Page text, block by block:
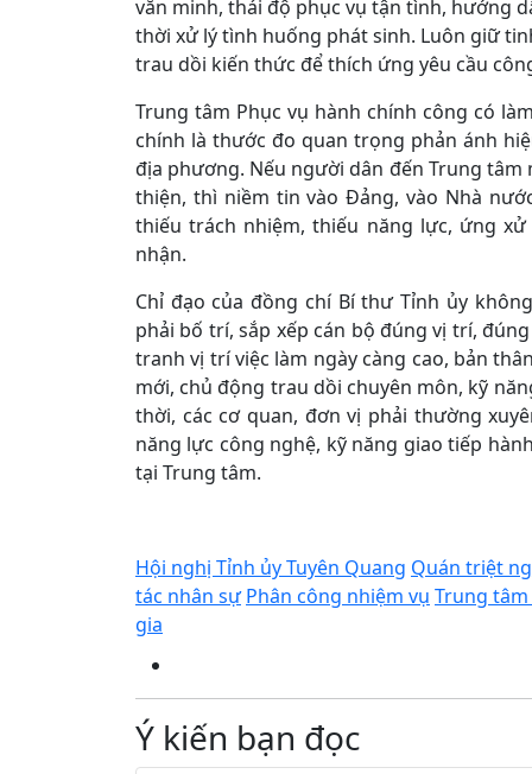
văn minh, thái độ phục vụ tận tình, hướng
thời xử lý tình huống phát sinh. Luôn giữ
trau dồi kiến thức để thích ứng yêu cầu
Trung tâm Phục vụ hành chính công có
chính là thước đo quan trọng phản ánh
địa phương. Nếu người dân đến Trung
thiện, thì niềm tin vào Đảng, vào Nhà
thiếu trách nhiệm, thiếu năng lực, ứng
nhận.
Chỉ đạo của đồng chí Bí thư Tỉnh ủy
phải bố trí, sắp xếp cán bộ đúng vị trí,
tranh vị trí việc làm ngày càng cao, bản
mới, chủ động trau dồi chuyên môn, kỹ
thời, các cơ quan, đơn vị phải thường
năng lực công nghệ, kỹ năng giao tiếp
tại Trung tâm.
Hội nghị Tỉnh ủy Tuyên Quang Quán triệt
tác nhân sự Phân công nhiệm vụ Trung
gia
Ý kiến bạn đọc